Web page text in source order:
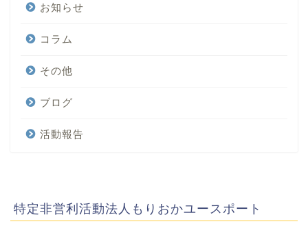
お知らせ
コラム
その他
ブログ
活動報告
特定非営利活動法人もりおかユースポート